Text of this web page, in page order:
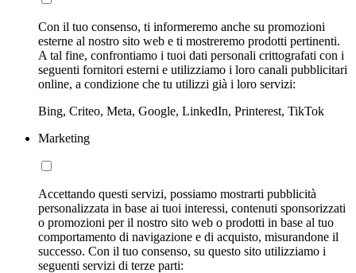
Con il tuo consenso, ti informeremo anche su promozioni
esterne al nostro sito web e ti mostreremo prodotti pertinenti.
A tal fine, confrontiamo i tuoi dati personali crittografati con i
seguenti fornitori esterni e utilizziamo i loro canali pubblicitari
online, a condizione che tu utilizzi già i loro servizi:
Bing, Criteo, Meta, Google, LinkedIn, Printerest, TikTok
Marketing
Accettando questi servizi, possiamo mostrarti pubblicità
personalizzata in base ai tuoi interessi, contenuti sponsorizzati
o promozioni per il nostro sito web o prodotti in base al tuo
comportamento di navigazione e di acquisto, misurandone il
successo. Con il tuo consenso, su questo sito utilizziamo i
seguenti servizi di terze parti: